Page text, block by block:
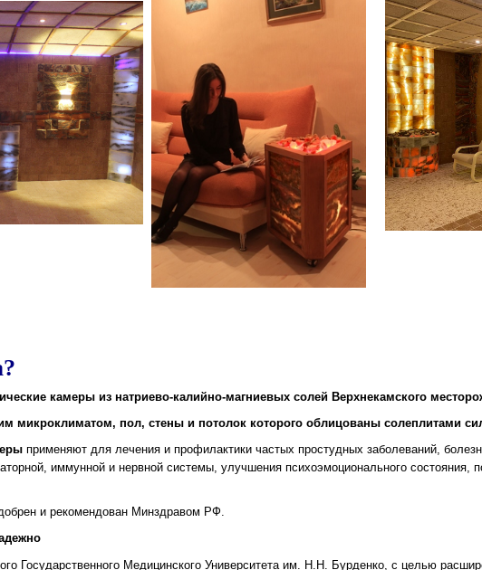
камеры из натриево-калийно-магниевых солей Верхнекамского
микроклиматом, пол, стены и потолок которого облицованы солеплитами
применяют для лечения и профилактики частых простудных заболеваний,
иммунной и нервной системы, улучшения психоэмоционального состояния,
и рекомендован Минздравом РФ.
Государственного Медицинского Университета им. Н.Н. Бурденко, с целью